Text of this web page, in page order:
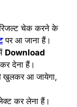
चेक करने के
पर आ जाना हैं।
Download
देना हैं।
खुलकर आ जायेगा,
कर लेना हैं।